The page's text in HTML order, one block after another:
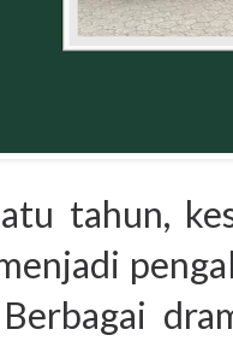
tahun,